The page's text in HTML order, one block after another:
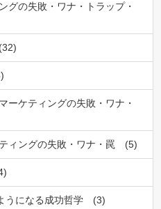
グの失敗・ワナ・トラップ・
(32)
ーケティングの失敗・ワナ・
ィングの失敗・ワナ・罠 (5)
うになる成功哲学 (3)